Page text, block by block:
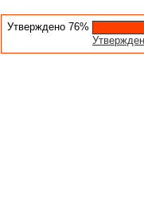
Утверждено 76%